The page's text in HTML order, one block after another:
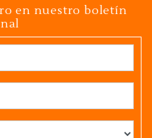
en nuestro boletín